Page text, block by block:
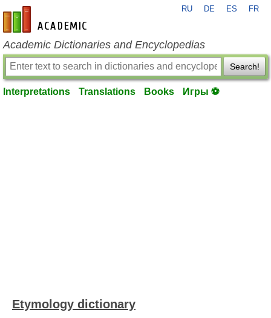
en-academic.com
RU DE ES FR
Academic Dictionaries and Encyclopedias
Search!
Interpretations Translations Books Игры ⚽
Etymology dictionary